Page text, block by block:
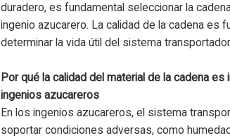
duradero, es fundamental seleccionar la
ingenio azucarero. La calidad de la cadena es
determinar la vida útil del sistema
Por qué la calidad del material de la cadena
ingenios azucareros
En los ingenios azucareros, el sistema
soportar condiciones adversas, como